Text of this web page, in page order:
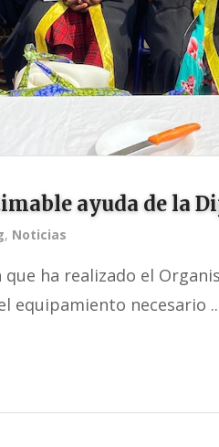
ayuda de la
, Noticias
ha realizado el
equipamiento necesario